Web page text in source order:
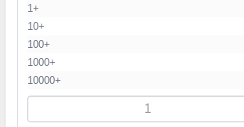
1+
10+
100+
1000+
10000+